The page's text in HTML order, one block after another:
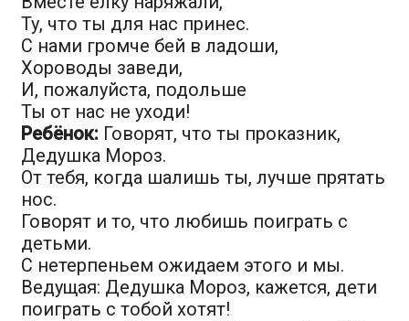
Ту, что ты для нас принес.
С нами громче бей в ладоши,
Хороводы заведи,
И, пожалуйста, подольше
Ты от нас не уходи!
Ребёнок: Говорят, что ты проказник,
Дедушка Мороз.
От тебя, когда шалишь ты, лучше прятать
нос.
Говорят и то, что любишь поиграть с
детьми.
С нетерпеньем ожидаем этого и мы.
Ведущая: Дедушка Мороз, кажется, дети
поиграть с тобой хотят!